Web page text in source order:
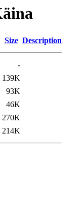
Size Description
-
139K
93K
46K
270K
214K